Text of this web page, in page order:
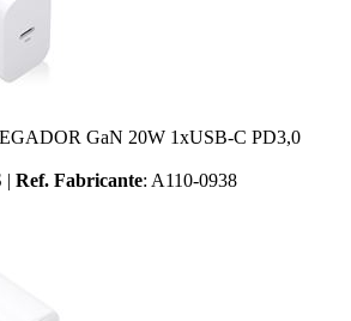
GaN 20W 1xUSB-C PD3,0
| Ref. Fabricante: A110-0938